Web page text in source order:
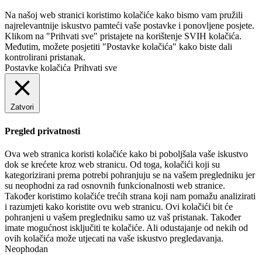
Na našoj web stranici koristimo kolačiće kako bismo vam pružili
najrelevantnije iskustvo pamteći vaše postavke i ponovljene posjete.
Klikom na "Prihvati sve" pristajete na korištenje SVIH kolačića.
Međutim, možete posjetiti "Postavke kolačića" kako biste dali
kontrolirani pristanak.
Postavke kolačića Prihvati sve
Zatvori
Pregled privatnosti
Ova web stranica koristi kolačiće kako bi poboljšala vaše iskustvo
dok se krećete kroz web stranicu. Od toga, kolačići koji su
kategorizirani prema potrebi pohranjuju se na vašem pregledniku jer
su neophodni za rad osnovnih funkcionalnosti web stranice.
Također koristimo kolačiće trećih strana koji nam pomažu analizirati
i razumjeti kako koristite ovu web stranicu. Ovi kolačići bit će
pohranjeni u vašem pregledniku samo uz vaš pristanak. Također
imate mogućnost isključiti te kolačiće. Ali odustajanje od nekih od
ovih kolačića može utjecati na vaše iskustvo pregledavanja.
Neophodan